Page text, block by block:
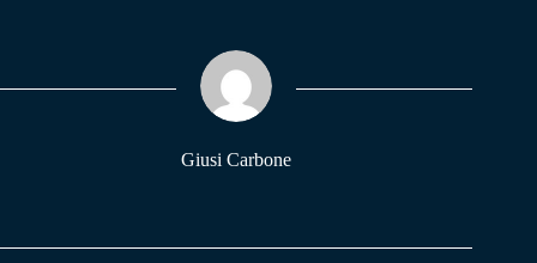
pp m
Giusi Carbone